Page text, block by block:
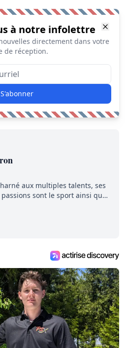
à notre infolettre
directement dans votre
de réception.
S'abonner
aux multiples talents, ses
sont le sport ainsi que
la belle province et ailleurs. Il
pour parvenir à se démarquer.